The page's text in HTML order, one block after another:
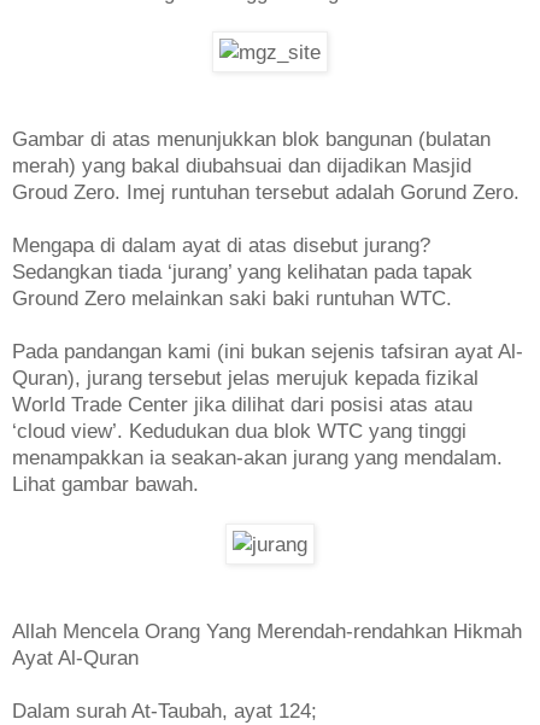
Gambar di atas menunjukkan blok bangunan (bulatan
merah) yang bakal diubahsuai dan dijadikan Masjid
Groud Zero. Imej runtuhan tersebut adalah Gorund Zero.
Mengapa di dalam ayat di atas disebut jurang?
Sedangkan tiada ‘jurang’ yang kelihatan pada tapak
Ground Zero melainkan saki baki runtuhan WTC.
Pada pandangan kami (ini bukan sejenis tafsiran ayat Al-
Quran), jurang tersebut jelas merujuk kepada fizikal
World Trade Center jika dilihat dari posisi atas atau
‘cloud view’. Kedudukan dua blok WTC yang tinggi
menampakkan ia seakan-akan jurang yang mendalam.
Lihat gambar bawah.
Allah Mencela Orang Yang Merendah-rendahkan Hikmah
Ayat Al-Quran
Dalam surah At-Taubah, ayat 124;